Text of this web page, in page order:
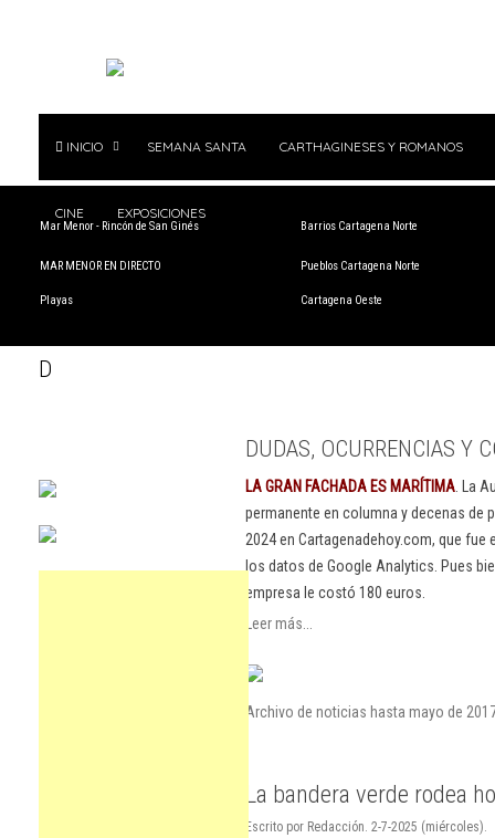
INICIO SEMANA SANTA CARTHAGINESES Y ROMANOS
CINE EXPOSICIONES
Mar Menor - Rincón de San Ginés
MAR MENOR EN DIRECTO
Playas
Barrios Cartagena Norte
Pueblos Cartagena Norte
Cartagena Oeste
D
DUDAS, OCURRENCIAS Y
LA GRAN FACHADA ES MARÍTIMA . La
permanente en columna y decenas
2024 en Cartagenadehoy.com, que
los datos de Google Analytics. Pues
empresa le costó 180 euros.
Leer más...
Archivo de noticias hasta mayo de
La bandera verde rodea
Escrito por Redacción. 2-7-2025 (miércoles).